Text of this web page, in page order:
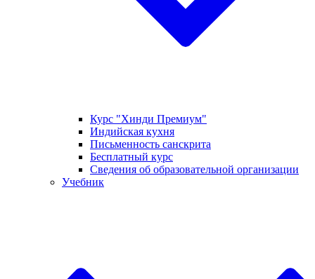
Курс "Хинди Премиум"
Индийская кухня
Письменность санскрита
Бесплатный курс
Сведения об образовательной организации
Учебник